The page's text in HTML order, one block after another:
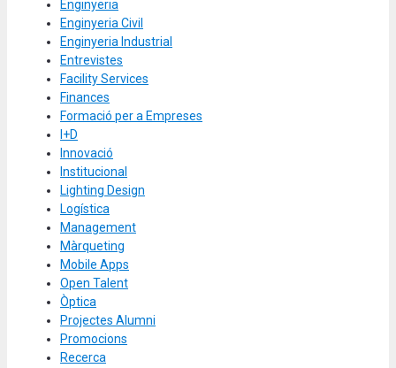
Enginyeria
Enginyeria Civil
Enginyeria Industrial
Entrevistes
Facility Services
Finances
Formació per a Empreses
I+D
Innovació
Institucional
Lighting Design
Logística
Management
Màrqueting
Mobile Apps
Open Talent
Òptica
Projectes Alumni
Promocions
Recerca